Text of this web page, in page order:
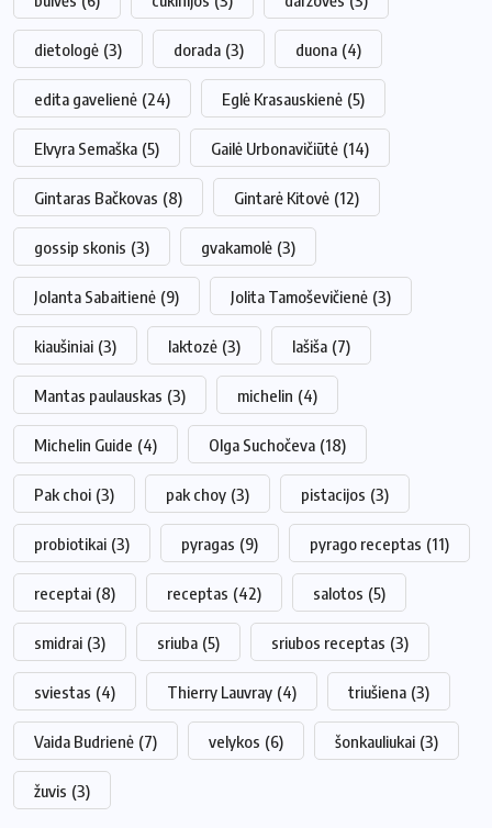
dietologė (3) dorada (3) duona (4)
edita gavelienė (24) Eglė Krasauskienė (5)
Elvyra Semaška (5) Gailė Urbonavičiūtė (14)
Gintaras Bačkovas (8) Gintarė Kitovė (12)
gossip skonis (3) gvakamolė (3)
Jolanta Sabaitienė (9) Jolita Tamoševičienė (3)
kiaušiniai (3) laktozė (3) lašiša (7)
Mantas paulauskas (3) michelin (4)
Michelin Guide (4) Olga Suchočeva (18)
Pak choi (3) pak choy (3) pistacijos (3)
probiotikai (3) pyragas (9) pyrago receptas (11)
receptai (8) receptas (42) salotos (5)
smidrai (3) sriuba (5) sriubos receptas (3)
sviestas (4) Thierry Lauvray (4) triušiena (3)
Vaida Budrienė (7) velykos (6) šonkauliukai (3)
žuvis (3)